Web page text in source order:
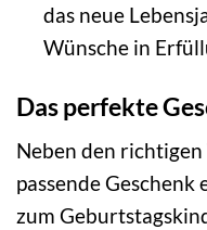
das neue
Wünsche in
Das perfekte
Neben den
passende Geschenk
zum